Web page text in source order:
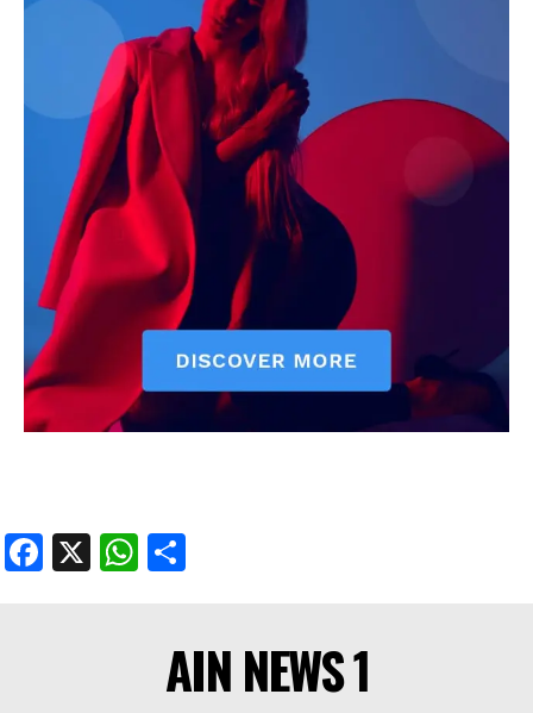
Privacy Policy
Terms of Use Agreement
Facebook
X WhatsApp
Share
Facebook
X WhatsApp
AIN NEWS 1